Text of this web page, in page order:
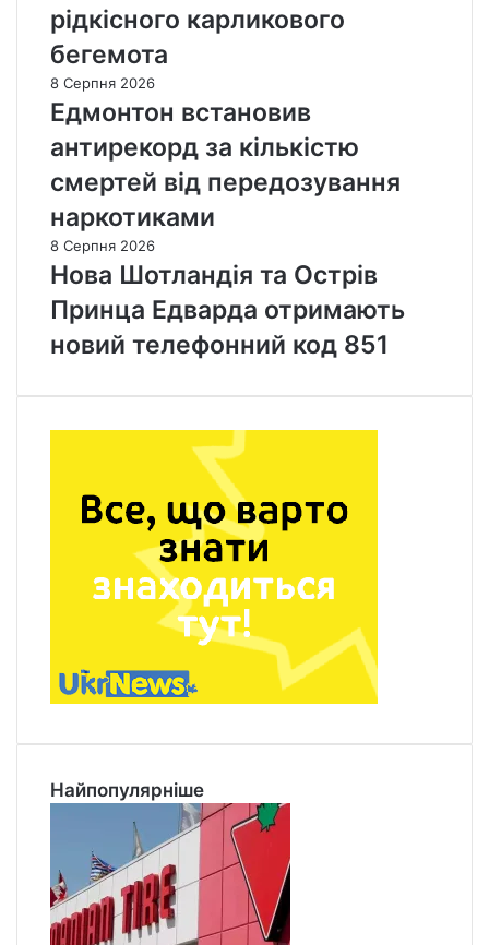
рідкісного карликового
бегемота
8 Серпня 2026
Едмонтон встановив
антирекорд за кількістю
смертей від передозування
наркотиками
8 Серпня 2026
Нова Шотландія та Острів
Принца Едварда отримають
новий телефонний код 851
Найпопулярніше